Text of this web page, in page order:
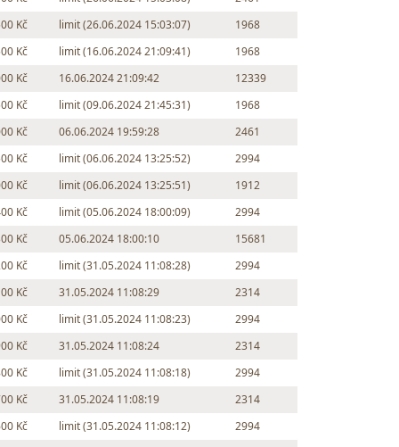
Kč
limit (26.06.2024 15:03:07)
1968
Kč
limit (16.06.2024 21:09:41)
1968
Kč
16.06.2024 21:09:42
12339
Kč
limit (09.06.2024 21:45:31)
1968
Kč
06.06.2024 19:59:28
2461
Kč
limit (06.06.2024 13:25:52)
2994
Kč
limit (06.06.2024 13:25:51)
1912
Kč
limit (05.06.2024 18:00:09)
2994
Kč
05.06.2024 18:00:10
15681
Kč
limit (31.05.2024 11:08:28)
2994
Kč
31.05.2024 11:08:29
2314
Kč
limit (31.05.2024 11:08:23)
2994
Kč
31.05.2024 11:08:24
2314
Kč
limit (31.05.2024 11:08:18)
2994
Kč
31.05.2024 11:08:19
2314
Kč
limit (31.05.2024 11:08:12)
2994